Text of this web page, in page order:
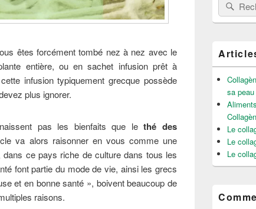
êtes forcément tombé nez à nez avec le
entière, ou en sachet infusion prêt à
infusion typiquement grecque possède
plus ignorer.
pas les bienfaits que lethé des
va alors raisonner en vous comme une
dans ce pays riche de culture dans tous les
font partie du mode de vie, ainsi les grecs
et en bonne santé », boivent beaucoup de
raisons.
sa peau
Le
Le
Le